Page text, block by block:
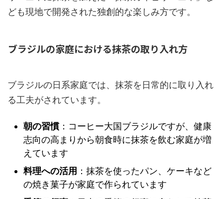
ども現地で開発された独創的な楽しみ方です。
ブラジルの家庭における抹茶の取り入れ方
ブラジルの日系家庭では、抹茶を日常的に取り入れ
る工夫がされています。
朝の習慣：コーヒー大国ブラジルですが、健康
志向の高まりから朝食時に抹茶を飲む家庭が増
えています
料理への活用 ：抹茶を使ったパン、ケーキなど
の焼き菓子が家庭で作られています